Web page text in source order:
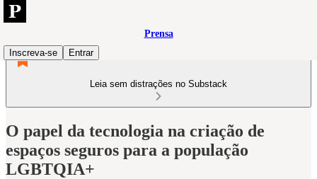
Prensa
Inscreva-se
Entrar
Leia sem distrações no Substack
O papel da tecnologia na criação de
espaços seguros para a população
LGBTQIA+